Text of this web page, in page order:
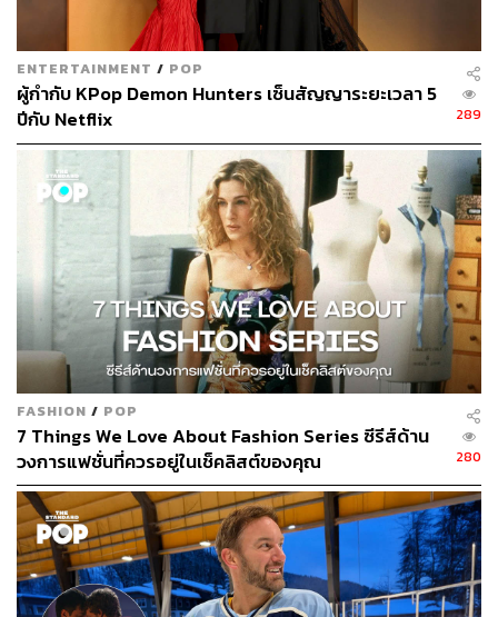
ENTERTAINMENT / POP
ผู้กำกับ KPop Demon Hunters เซ็นสัญญาระยะเวลา 5
ปีกับ Netflix
289
FASHION / POP
7 Things We Love About Fashion Series ซีรีส์ด้าน
วงการแฟชั่นที่ควรอยู่ในเช็คลิสต์ของคุณ
280